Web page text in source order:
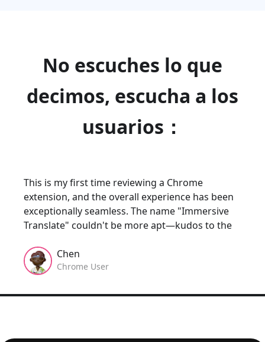
No escuches lo que
decimos, escucha a los
usuarios：
This is my first time reviewing a Chrome
extension, and the overall experience has been
exceptionally seamless. The name "Immersive
Translate" couldn't be more apt—kudos to the
Chen
Chrome User